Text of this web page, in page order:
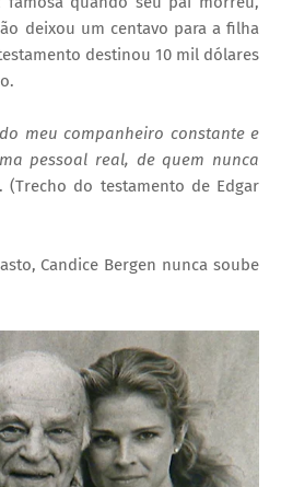
deixou um centavo para a filha
destinou 10 mil dólares
meu companheiro constante e
pessoal real, de quem nunca
(Trecho do testamento de Edgar
Candice Bergen nunca soube